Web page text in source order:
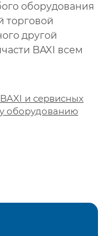
оборудования
торговой
другой
BAXI всем
и сервисных
оборудованию